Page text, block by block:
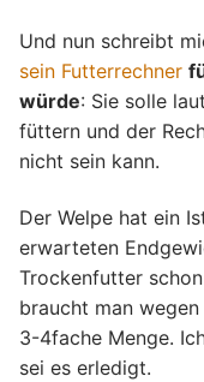
Und nun schreibt
sein Futterrechner
würde: Sie solle
füttern und der
nicht sein kann.
Der Welpe hat ein
erwarteten
Trockenfutter
braucht man
3-4fache Menge.
sei es erledigt.